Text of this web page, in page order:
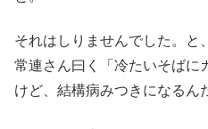
それはしりませんでした。と
常連さん曰く「冷たいそばに
けど、結構病みつきになるん